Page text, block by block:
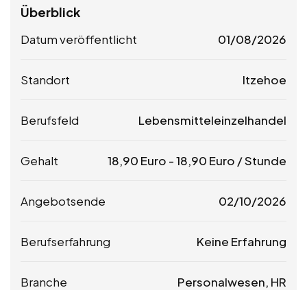
Überblick
Datum veröffentlicht 01/08/2026
Standort Itzehoe
Berufsfeld Lebensmitteleinzelhandel
Gehalt 18,90 Euro -18,90 Euro / Stunde
Angebotsende 02/10/2026
Berufserfahrung Keine Erfahrung
Branche Personalwesen, HR